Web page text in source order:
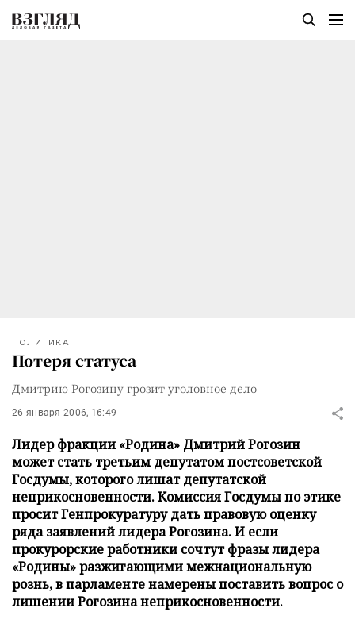
ПОЛИТИКА
Потеря статуса
Дмитрию Рогозину грозит уголовное дело
26 января 2006, 16:49
Лидер фракции «Родина» Дмитрий Рогозин
может стать третьим депутатом постсоветской
Госдумы, которого лишат депутатской
неприкосновенности. Комиссия Госдумы по этике
просит Генпрокуратуру дать правовую оценку
ряда заявлений лидера Рогозина. И если
прокурорские работники сочтут фразы лидера
«Родины» разжигающими межнациональную
рознь, в парламенте намерены поставить вопрос о
лишении Рогозина неприкосновенности.